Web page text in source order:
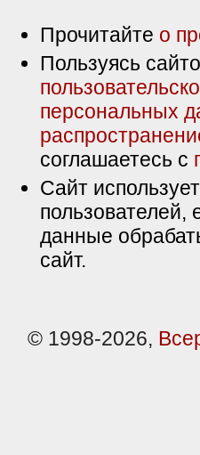
Прочитайте о
Пользуясь
персональных
соглашаетесь с
Сайт
пользователей,
данные
сайт.
© 1998-2026,